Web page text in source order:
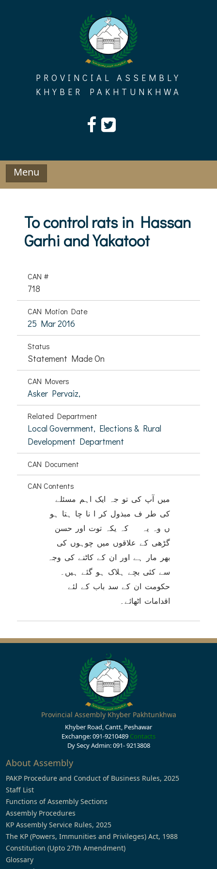
PROVINCIAL ASSEMBLY
KHYBER PAKHTUNKHWA
Menu
To control rats in Hassan
Garhi and Yakatoot
CAN #
718
CAN Motion Date
25 Mar 2016
Status
Statement Made On
CAN Movers
Asker Pervaiz,
Related Department
Local Government, Elections & Rural
Development Department
CAN Document
CAN Contents
میں آپ کی تو جہ ایک اہم مسئلے
کی طر ف مبذول کر ا نا چا ہتا ہو
ں وہ یہ کہ یکہ توت اور حسن
گڑھی کے علاقوں میں چوہوں کی
بھر مار ہے اور ان کے کاٹنے کی وجہ
سے کئی بچے ہلاک ہو گئے ہیں۔
حکومت ان کے سد باب کے لئے
اقدامات اٹھائے۔
Provincial Assembly Khyber Pakhtunkhwa
Khyber Road, Cantt, Peshawar
Exchange: 091-9210489 Contacts
Dy Secy Admin: 091- 9213808
About Assembly
PAKP Procedure and Conduct of Business Rules, 2025
Staff List
Functions of Assembly Sections
Assembly Procedures
KP Assembly Service Rules, 2025
The KP (Powers, Immunities and Privileges) Act, 1988
Constitution (Upto 27th Amendment)
Glossary